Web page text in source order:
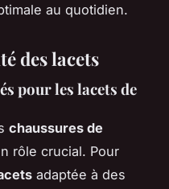
au quotidien.
des lacets
pour les lacets de
chaussures de
rôle crucial. Pour
adaptée à des